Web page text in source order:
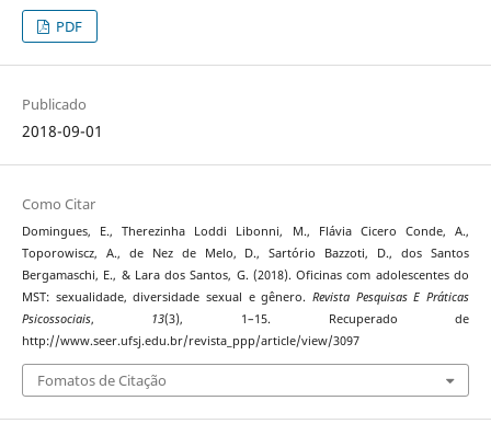
PDF
Publicado
2018-09-01
Como Citar
Domingues, E., Therezinha Loddi Libonni, M., Flávia Cicero Conde, A.,
Toporowiscz, A., de Nez de Melo, D., Sartório Bazzoti, D., dos Santos
Bergamaschi, E., & Lara dos Santos, G. (2018). Oficinas com adolescentes do
MST: sexualidade, diversidade sexual e gênero.Revista Pesquisas E Práticas
Psicossociais, 13(3), 1–15. Recuperado de
http://www.seer.ufsj.edu.br/revista_ppp/article/view/3097
Fomatos de Citação